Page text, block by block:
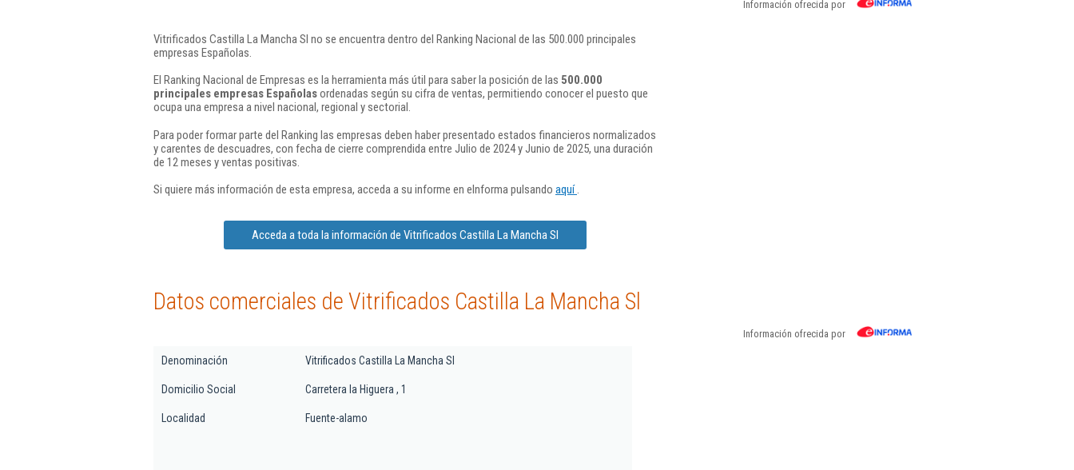
Información ofrecida por
Vitrificados Castilla La Mancha Sl no se encuentra dentro del Ranking Nacional de las 500.000 principales
empresas Españolas.
El Ranking Nacional de Empresas es la herramienta más útil para saber la posición de las 500.000
principales empresas Españolasordenadas según su cifra de ventas, permitiendo conocer el puesto que
ocupa una empresa a nivel nacional, regional y sectorial.
Para poder formar parte del Ranking las empresas deben haber presentado estados financieros normalizados
y carentes de descuadres, con fecha de cierre comprendida entre Julio de 2024 y Junio de 2025, una duración
de 12 meses y ventas positivas.
Si quiere más información de esta empresa, acceda a su informe en eInforma pulsando aquí.
Acceda a toda la información de Vitrificados Castilla La Mancha Sl
Datos comerciales de Vitrificados Castilla La Mancha Sl
Información ofrecida por
Denominación Vitrificados Castilla La Mancha Sl
Domicilio Social Carretera la Higuera , 1
Localidad Fuente-alamo